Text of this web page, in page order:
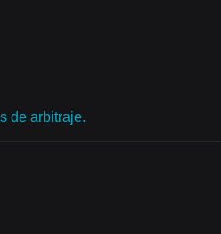
de arbitraje.